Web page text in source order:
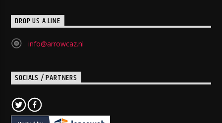
DROP US A LINE
info@arrowcaz.nl
SOCIALS / PARTNERS